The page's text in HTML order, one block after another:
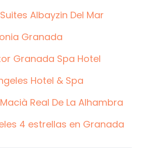
Albayzin Del Mar
Granada
Granada Spa Hotel
Hotel & Spa
Real De La Alhambra
4 estrellas en Granada